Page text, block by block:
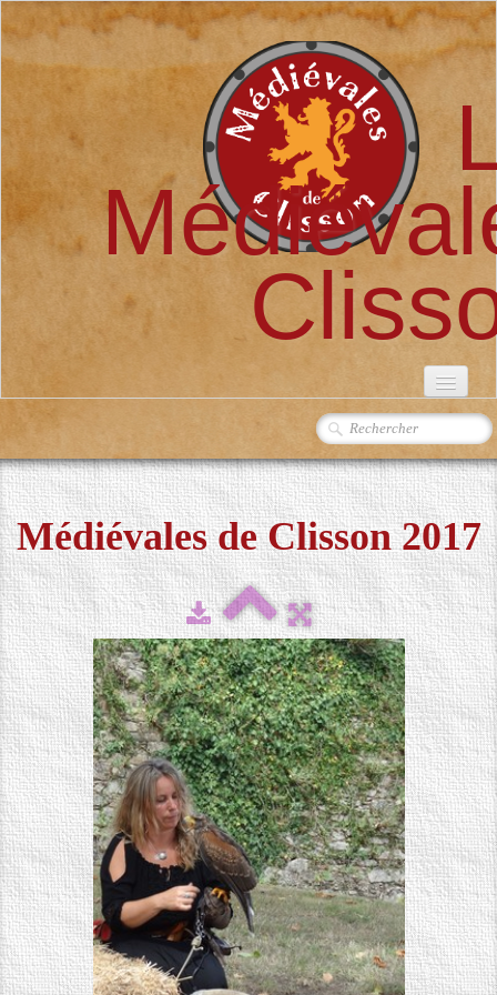
L'ASSOCIATION▼
FESTIVAL 2026▼
MÉDIAS▼
CONTACT
LOCATION DE COSTUMES
Médiévales de Clisson 2017